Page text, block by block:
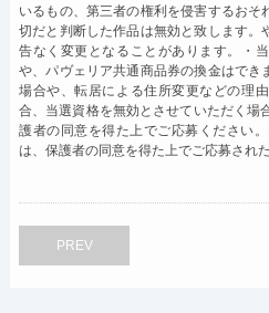
いるもの、第三者の権利を侵害するおそ
切だと判断した作品は無効と致します。
告なく変更となることがあります。・
や、パヴェリア共通商品券の換金はでき
場合や、転居による住所変更などの理
合、当選資格を無効とさせていただく場
護者の同意を得た上でご応募ください
は、保護者の同意を得た上でご応募され
PREV